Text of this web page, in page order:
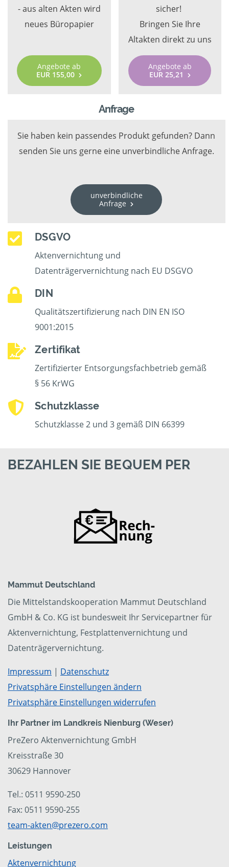
- aus alten Akten wird
neues Büropapier
Angebote ab
EUR 155,00
sicher!
Bringen Sie Ihre
Altakten direkt zu uns
Angebote ab
EUR 25,21
Anfrage
Sie haben kein passendes Produkt gefunden? Dann
senden Sie uns gerne eine unverbindliche Anfrage.
unverbindliche
Anfrage
DSGVO
Aktenvernichtung und
Datenträgervernichtung nach EU DSGVO
DIN
Qualitätszertifizierung nach DIN EN ISO
9001:2015
Zertifikat
Zertifizierter Entsorgungsfachbetrieb gemäß
§ 56 KrWG
Schutzklasse
Schutzklasse 2 und 3 gemäß DIN 66399
BEZAHLEN SIE BEQUEM PER
Mammut Deutschland
Die Mittelstandskooperation Mammut Deutschland
GmbH & Co. KG ist bundesweit Ihr Servicepartner für
Aktenvernichtung, Festplattenvernichtung und
Datenträgervernichtung.
Impressum | Datenschutz
Privatsphäre Einstellungen ändern
Privatsphäre Einstellungen widerrufen
Ihr Partner im Landkreis Nienburg (Weser)
PreZero Aktenvernichtung GmbH
Kreisstraße 30
30629 Hannover
Tel.: 0511 9590-250
Fax: 0511 9590-255
team-akten@prezero.com
Leistungen
Aktenvernichtung